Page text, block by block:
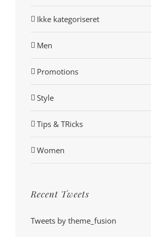
Ikke kategoriseret
Men
Promotions
Style
Tips & TRicks
Women
Recent Tweets
Tweets by theme_fusion